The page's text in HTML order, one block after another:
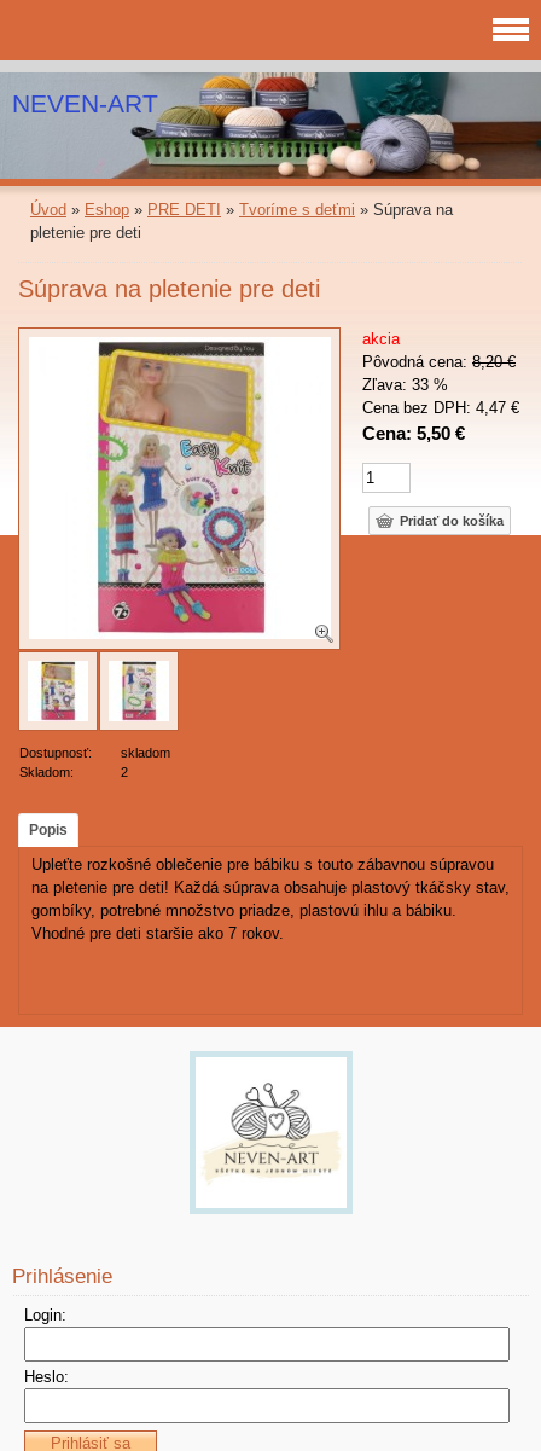
NEVEN-ART
Úvod » Eshop » PRE DETI » Tvoríme s deťmi » Súprava na
pletenie pre deti
Súprava na pletenie pre deti
akcia
Pôvodná cena: 8,20 €
Zľava: 33 %
Cena bez DPH: 4,47 €
Cena: 5,50 €
Dostupnosť:
skladom
Skladom:
2
Popis
Upleťte rozkošné oblečenie pre bábiku s touto zábavnou súpravou
na pletenie pre deti! Každá súprava obsahuje plastový tkáčsky stav,
gombíky, potrebné množstvo priadze, plastovú ihlu a bábiku.
Vhodné pre deti staršie ako 7 rokov.
Prihlásenie
Login:
Heslo: